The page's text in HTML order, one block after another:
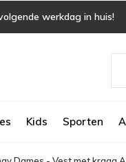
Kids Sporten
werkdag in huis!